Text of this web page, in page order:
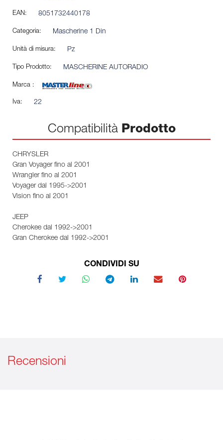
EAN: 8051732440178
Categoria: Mascherine 1 Din
Unità di misura: Pz
Tipo Prodotto: MASCHERINE AUTORADIO
Marca :
Iva: 22
Compatibilità Prodotto
CHRYSLER
Gran Voyager fino al 2001
Wrangler fino al 2001
Voyager dal 1995->2001
Vision fino al 2001
JEEP
Cherokee dal 1992->2001
Gran Cherokee dal 1992->2001
CONDIVIDI SU
Recensioni